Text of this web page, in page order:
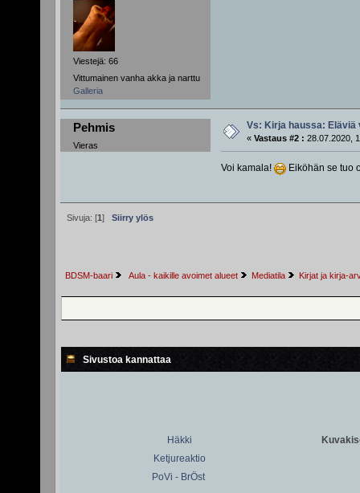
Viestejä: 66
Vittumainen vanha akka ja narttu
Galleria
Pehmis
Vieras
Vs: Kirja haussa: Eläviä
« Vastaus #2 : 28.07.2020,
Voi kamala! Eiköhän se tuo
Sivuja: [1 ] Siirry ylös
BDSM-baari Aula - kaikille avoimet alueet Mediatila Kirjat ja kirja-
Sivustoa kannattaa
Häkki
Ketjureaktio
PoVi - BrÖst